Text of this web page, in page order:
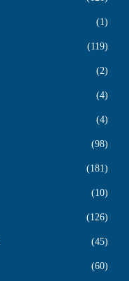
1
119
2
4
4
98
181
10
126
45
60